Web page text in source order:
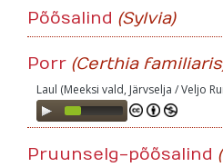
Põõsalind (Sylvia)
Porr (Certhia
Laul (Meeksi vald, Järvselja / Veljo
Audio
Player
Pruunselg-põõsalind